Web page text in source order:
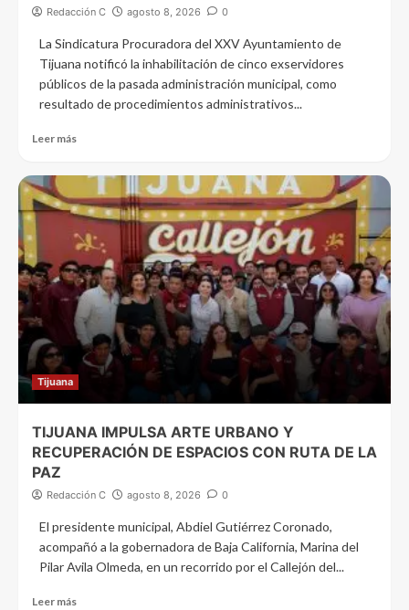
Redacción C agosto 8, 2026 0
La Sindicatura Procuradora del XXV Ayuntamiento de
Tijuana notificó la inhabilitación de cinco exservidores
públicos de la pasada administración municipal, como
resultado de procedimientos administrativos...
Leer más
Tijuana
TIJUANA IMPULSA ARTE URBANO Y
RECUPERACIÓN DE ESPACIOS CON RUTA DE LA
PAZ
Redacción C agosto 8, 2026 0
El presidente municipal, Abdiel Gutiérrez Coronado,
acompañó a la gobernadora de Baja California, Marina del
Pilar Avila Olmeda, en un recorrido por el Callejón del...
Leer más